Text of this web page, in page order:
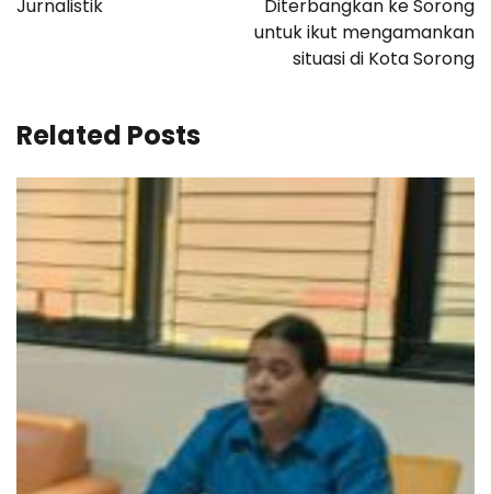
Jurnalistik
Diterbangkan ke Sorong
untuk ikut mengamankan
situasi di Kota Sorong
Related Posts